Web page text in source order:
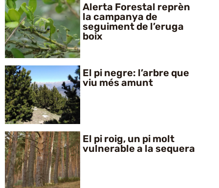
Alerta Forestal reprèn
la campanya de
seguiment de l’eruga
boix
El pi negre: l’arbre que
viu més amunt
El pi roig, un pi molt
vulnerable a la sequera